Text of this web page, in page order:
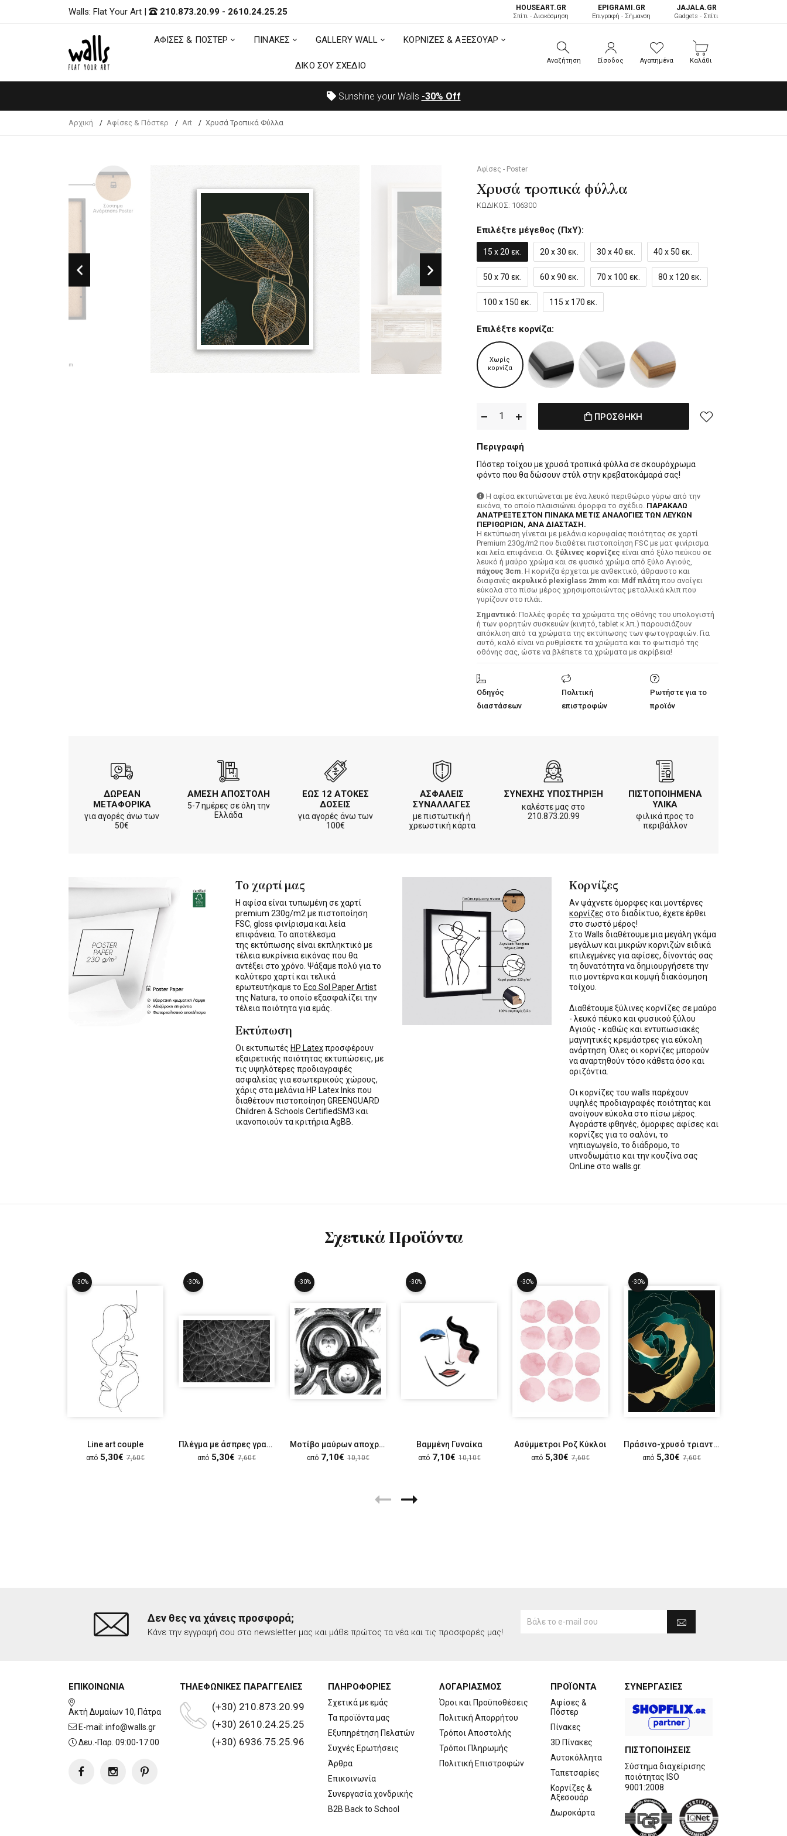
ΑΦΙΣΕΣ & ΠΟΣΤΕΡ ΠΙΝΑΚΕΣ
ΔΙΚΟ ΣΟΥ ΣΧΕΔΙΟ
Walls: Flat Your Art | 210.873.20.99 - 2610.24.25.25 HOUSEART.GR
Σπίτι - Διακόσμηση
ΕPIGRAMI.GR
Επιγραφή - Σήμανση
JAJALA.GR
Gadgets - Σπίτι
ΑΦΙΣΕΣ & ΠΟΣΤΕΡ ΠΙΝΑΚΕΣ GALLERY WALL ΚΟΡΝΙΖΕΣ & ΑΞΕΣΟΥΑΡ
ΔΙΚΟ ΣΟΥ ΣΧΕΔΙΟ Αναζήτηση Είσοδος Αγαπημένα Καλάθι
Sunshine your Walls -30% Off
Αρχική Αφίσες & Πόστερ Art Χρυσά Τροπικά Φύλλα
Αφίσες - Poster
Χρυσά τροπικά φύλλα
ΚΩΔΙΚΟΣ: 106300
Επιλέξτε μέγεθος (ΠxΥ):
15 x 20 εκ. 20 x 30 εκ. 30 x 40 εκ. 40 x 50 εκ.
50 x 70 εκ. 60 x 90 εκ. 70 x 100 εκ. 80 x 120 εκ.
100 x 150 εκ. 115 x 170 εκ.
Επιλέξτε κορνίζα:
Χωρίς
κορνίζα
ΠΡΟΣΘΗΚΗ
Περιγραφή
Πόστερ τοίχου με χρυσά τροπικά φύλλα σε σκουρόχρωμα
φόντο που θα δώσουν στύλ στην κρεβατοκάμαρά σας!
Η αφίσα εκτυπώνεται με ένα λευκό περιθώριο γύρω από την
εικόνα, το οποίο πλαισιώνει όμορφα το σχέδιο. ΠΑΡΑΚΑΛΩ
ΑΝΑΤΡΕΞΤΕ ΣΤΟΝ ΠΙΝΑΚΑ ΜΕ ΤΙΣ ΑΝΑΛΟΓΙΕΣ ΤΩΝ ΛΕΥΚΩΝ
ΠΕΡΙΘΩΡΙΩΝ, ΑΝΑ ΔΙΑΣΤΑΣΗ.
H εκτύπωση γίνεται με μελάνια κορυφαίας ποιότητας σε χαρτί
Premium 230g/m2 που διαθέτει πιστοποίηση FSC με ματ φινίρισμα
και λεία επιφάνεια. Οι ξύλινες κορνίζες είναι από ξύλο πεύκου σε
λευκό ή μαύρο χρώμα και σε φυσικό χρώμα από ξύλο Αγιούς,
πάχους 3cm. Η κορνίζα έρχεται με ανθεκτικό, άθραυστο και
διαφανές ακρυλικό plexiglass 2mm και Mdf πλάτη που ανοίγει
εύκολα στο πίσω μέρος χρησιμοποιώντας μεταλλικά κλιπ που
γυρίζουν στο πλάι.
Σημαντικό: Πολλές φορές τα χρώματα της οθόνης του υπολογιστή
ή των φορητών συσκευών (κινητό, tablet κ.λπ.) παρουσιάζουν
απόκλιση από τα χρώματα της εκτύπωσης των φωτογραφιών. Για
αυτό, καλό είναι να ρυθμίσετε τα χρώματα και το φωτισμό της
οθόνης σας, ώστε να βλέπετε τα χρώματα με ακρίβεια!
Οδηγός
διαστάσεων
Πολιτική
επιστροφών
Ρωτήστε για το
προϊόν
ΔΩΡΕΑΝ
ΜΕΤΑΦΟΡΙΚΑ
για αγορές άνω των
50€
ΑΜΕΣΗ ΑΠΟΣΤΟΛΗ
5-7 ημέρες σε όλη την
Ελλάδα
ΕΩΣ 12 ΑΤΟΚΕΣ
ΔΟΣΕΙΣ
για αγορές άνω των
100€
ΑΣΦΑΛΕΙΣ
ΣΥΝΑΛΛΑΓΕΣ
με πιστωτική ή
χρεωστική κάρτα
ΣΥΝΕΧΗΣ ΥΠΟΣΤΗΡΙΞΗ
καλέστε μας στο
210.873.20.99
ΠΙΣΤΟΠΟΙΗΜΕΝΑ
ΥΛΙΚΑ
φιλικά προς το
περιβάλλον
Το χαρτί μας
Η αφίσα είναι τυπωμένη σε χαρτί
premium 230g/m2 με πιστοποίηση
FSC, gloss φινίρισμα και λεία
επιφάνεια. Το αποτέλεσμα
της εκτύπωσης είναι εκπληκτικό με
τέλεια ευκρίνεια εικόνας που θα
αντέξει στο χρόνο. Ψάξαμε πολύ για το
καλύτερο χαρτί και τελικά
ερωτευτήκαμε το Eco Sol Paper Artist
της Natura, το οποίο εξασφαλίζει την
τέλεια ποιότητα για εμάς.
Εκτύπωση
Οι εκτυπωτές HP Latexπροσφέρουν
εξαιρετικής ποιότητας εκτυπώσεις, με
τις υψηλότερες προδιαγραφές
ασφαλείας για εσωτερικούς χώρους,
χάρις στα μελάνια HP Latex Inks που
διαθέτουν πιστοποίηση GREENGUARD
Children & Schools CertifiedSM3 και
ικανοποιούν τα κριτήρια AgBB.
Κορνίζες
Αν ψάχνετε όμορφες και μοντέρνες
κορνίζες στο διαδίκτυο, έχετε έρθει
στο σωστό μέρος!
Στο Walls διαθέτουμε μια μεγάλη γκάμα
μεγάλων και μικρών κορνιζών ειδικά
επιλεγμένες για αφίσες, δίνοντάς σας
τη δυνατότητα να δημιουργήσετε την
πιο μοντέρνα και κομψή διακόσμηση
τοίχου.
Διαθέτουμε ξύλινες κορνίζες σε μαύρο
- λευκό πέυκο και φυσικού ξύλου
Αγιούς - καθώς και εντυπωσιακές
μαγνητικές κρεμάστρες για εύκολη
ανάρτηση. Όλες οι κορνίζες μπορούν
να αναρτηθούν τόσο κάθετα όσο και
οριζόντια.
Οι κορνίζες του walls παρέχουν
υψηλές προδιαγραφές ποιότητας και
ανοίγουν εύκολα στο πίσω μέρος.
Αγοράστε φθηνές, όμορφες αφίσες και
κορνίζες για το σαλόνι, το
νηπιαγωγείο, το διάδρομο, το
υπνοδωμάτιο και την κουζίνα σας
OnLine στο walls.gr.
Σχετικά Προϊόντα
-30%
Line art couple
από 5,30€ 7,60€
-30%
Πλέγμα με άσπρες γραμμές
από 5,30€ 7,60€
-30%
Μοτίβο μαύρων αποχρώσεων
από 7,10€ 10,10€
-30%
Βαμμένη Γυναίκα
από 7,10€ 10,10€
-30%
Ασύμμετροι Ροζ Κύκλοι
από 5,30€ 7,60€
-30%
Πράσινο-χρυσό τριαντάφυλλο
από 5,30€ 7,60€
Δεν θες να χάνεις προσφορά;
Κάνε την εγγραφή σου στο newsletter μας και μάθε πρώτος τα νέα και τις προσφορές μας!
ΕΠΙΚΟΙΝΩΝΙΑ
Ακτή Δυμαίων 10, Πάτρα
E-mail: info@walls.gr
Δευ.-Παρ. 09:00-17:00
ΤΗΛΕΦΩΝΙΚΕΣ ΠΑΡΑΓΓΕΛΙΕΣ
(+30) 210.873.20.99
(+30) 2610.24.25.25
(+30) 6936.75.25.96
ΠΛΗΡΟΦΟΡΙΕΣ
Σχετικά με εμάς
Τα προϊόντα μας
Εξυπηρέτηση Πελατών
Συχνές Ερωτήσεις
Άρθρα
Επικοινωνία
Συνεργασία χονδρικής
B2B Back to School
ΛΟΓΑΡΙΑΣΜΟΣ
Όροι και Προϋποθέσεις
Πολιτική Απορρήτου
Τρόποι Αποστολής
Τρόποι Πληρωμής
Πολιτική Επιστροφών
ΠΡΟΪΟΝΤΑ
Αφίσες &
Πόστερ
Πίνακες
3D Πίνακες
Αυτοκόλλητα
Ταπετσαρίες
Κορνίζες &
Αξεσουάρ
Δωροκάρτα
ΣΥΝΕΡΓΑΣΙΕΣ
ΠΙΣΤΟΠΟΙΗΣΕΙΣ
Σύστημα διαχείρισης
ποιότητας ISO
9001:2008